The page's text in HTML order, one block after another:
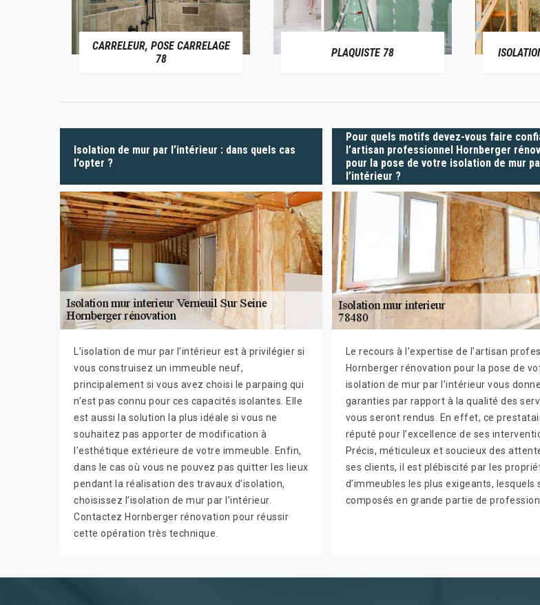
CARRELEUR, POSE CARRELAGE
78
PLAQUISTE 78
Isolation de mur par l’intérieur : dans quels cas
l’opter ?
L’isolation de mur par l’intérieur est à privilégier si
vous construisez un immeuble neuf,
principalement si vous avez choisi le parpaing qui
n’est pas connu pour ces capacités isolantes. Elle
est aussi la solution la plus idéale si vous ne
souhaitez pas apporter de modification à
l’esthétique extérieure de votre immeuble. Enfin,
dans le cas où vous ne pouvez pas quitter les lieux
pendant la réalisation des travaux d’isolation,
choisissez l’isolation de mur par l’intérieur.
Contactez Hornberger rénovation pour réussir
cette opération très technique.
Pour quels motifs devez-vous faire
l’artisan professionnel Hornberger
pour la pose de votre isolation de mur
l’intérieur ?
Le recours à l’expertise de l’artisan
Hornberger rénovation pour la pose de
isolation de mur par l’intérieur vous
garanties par rapport à la qualité des
vous seront rendus. En effet, ce
réputé pour l’excellence de ses
Précis, méticuleux et soucieux des
ses clients, il est plébiscité par les
d’immeubles les plus exigeants, lesquels
composés en grande partie de